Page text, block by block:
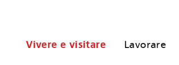
Vivere e visitare Lavorare